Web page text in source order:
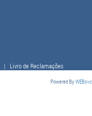
| Livro de Reclamações
Powered ByWEBsvc